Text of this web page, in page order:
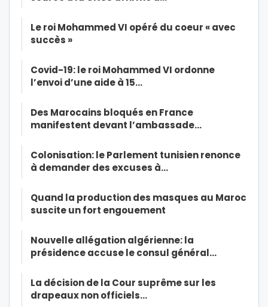
Le roi Mohammed VI opéré du coeur « avec
succès »
Covid-19: le roi Mohammed VI ordonne
l’envoi d’une aide à 15…
Des Marocains bloqués en France
manifestent devant l’ambassade…
Colonisation: le Parlement tunisien renonce
à demander des excuses à…
Quand la production des masques au Maroc
suscite un fort engouement
Nouvelle allégation algérienne: la
présidence accuse le consul général…
La décision de la Cour suprême sur les
drapeaux non officiels…